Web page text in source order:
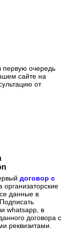
первую очередь
сайте на
от
договор с
данные в
whatsapp, в
договора с
реквизитами.